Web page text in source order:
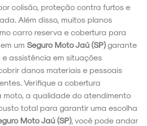
colisão, proteção contra furtos e
Além disso, muitos planos
carro reserva e cobertura para
um Seguro Moto Jaú (SP)garante
assistência em situações
danos materiais e pessoais
Verifique a cobertura
a qualidade do atendimento
total para garantir uma escolha
Moto Jaú (SP), você pode andar